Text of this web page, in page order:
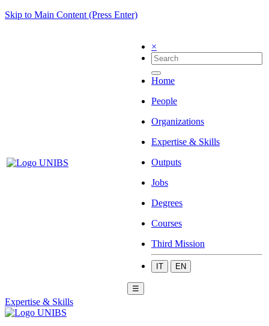
Skip to Main Content (Press Enter)
×
Home
People
Organizations
Expertise & Skills
Outputs
Jobs
Degrees
Courses
Third Mission
IT EN
☰
Expertise & Skills